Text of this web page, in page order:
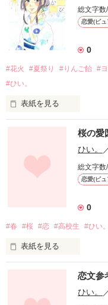
*表紙作成…20151202
*執筆開始…20151205
*執筆終了…20160114
*表紙公開…20151206
*更新終了…20160115
「だけど、本当は、まだ
・
尊敬する大好きなAkiさん
お誕生日おめでとうござ
Link:未解答アンサー
*表紙作成…20170805
*作品公開…20170830
あんたに言いたいことが
ふたりきりの文芸部。
通路を挟んで隣に座って
それだけで、幸せでした
－－－－－－－－－－－
相原 ふみ(あいはら ふみ)
クールな文学男子
－－－－－－－－－－－
総文字
恋愛(ピュ
0
#花火 #夏祭り #りんご飴 #
#ひい。
表紙を見る
ドジなところも、
柔らかい掌も、
桜の愛
ひい。
総文字数
恋愛(ピュ
0
#春 #桜 #恋 #高校生 #ひい。
表紙を見る
恋文参
ひい。